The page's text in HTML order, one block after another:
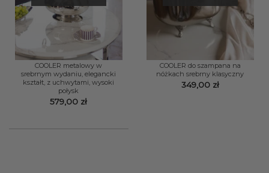
COOLER metalowy w
srebrnym wydaniu, elegancki
kształt, z uchwytami, wysoki
połysk
579,00 zł
COOLER do szampana na
nóżkach srebrny klasyczny
349,00 zł